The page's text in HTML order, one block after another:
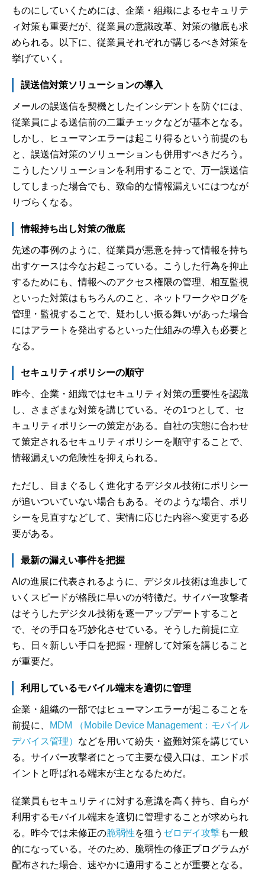
ものにしていくためには、企業・組織によるセキュリテ
ィ対策も重要だが、従業員の意識改革、対策の徹底も求
められる。以下に、従業員それぞれが講じるべき対策を
挙げていく。
誤送信対策ソリューションの導入
メールの誤送信を契機としたインシデントを防ぐには、
従業員による送信前の二重チェックなどが基本となる。
しかし、ヒューマンエラーは起こり得るという前提のも
と、誤送信対策のソリューションも併用すべきだろう。
こうしたソリューションを利用することで、万一誤送信
してしまった場合でも、致命的な情報漏えいにはつなが
りづらくなる。
情報持ち出し対策の徹底
先述の事例のように、従業員が悪意を持って情報を持ち
出すケースは今なお起こっている。こうした行為を抑止
するためにも、情報へのアクセス権限の管理、相互監視
といった対策はもちろんのこと、ネットワークやログを
管理・監視することで、疑わしい振る舞いがあった場合
にはアラートを発出するといった仕組みの導入も必要と
なる。
セキュリティポリシーの順守
昨今、企業・組織ではセキュリティ対策の重要性を認識
し、さまざまな対策を講じている。その1つとして、セ
キュリティポリシーの策定がある。自社の実態に合わせ
て策定されるセキュリティポリシーを順守することで、
情報漏えいの危険性を抑えられる。
ただし、目まぐるしく進化するデジタル技術にポリシー
が追いついていない場合もある。そのような場合、ポリ
シーを見直すなどして、実情に応じた内容へ変更する必
要がある。
最新の漏えい事件を把握
AIの進展に代表されるように、デジタル技術は進歩して
いくスピードが格段に早いのが特徴だ。サイバー攻撃者
はそうしたデジタル技術を逐一アップデートすること
で、その手口を巧妙化させている。そうした前提に立
ち、日々新しい手口を把握・理解して対策を講じること
が重要だ。
利用しているモバイル端末を適切に管理
企業・組織の一部ではヒューマンエラーが起こることを
前提に、
MDM （Mobile Device Management：モバイル
デバイス管理） などを用いて紛失・盗難対策を講じてい
る。サイバー攻撃者にとって主要な侵入口は、エンドポ
イントと呼ばれる端末が主となるためだ。
従業員もセキュリティに対する意識を高く持ち、自らが
利用するモバイル端末を適切に管理することが求められ
る。昨今では未修正の脆弱性を狙う ゼロデイ攻撃も一般
的になっている。そのため、脆弱性の修正プログラムが
配布された場合、速やかに適用することが重要となる。